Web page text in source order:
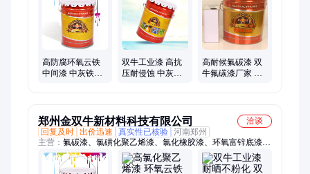
漆、有机硅耐高温漆、丙烯酸聚氨酯漆、脂肪族聚氨酯漆、防火
涂料、马路划线漆、航空标志漆、IPN8710防腐漆
高防腐环氧云铁
中间漆 中灰铁红
双牛工业漆 高抗
压耐侵蚀 中灰环
高耐候氟碳漆 双
牛氟碳漆厂家 金
郑州金双牛新材料科技有限公司
洽谈
回复及时 出价迅速 真实性已核验 河南郑州
主营： 氟碳漆、氯磺化聚乙烯漆、氯化橡胶漆、环氧富锌底漆、
环氧煤沥青漆、环氧云铁中间漆、丙烯酸聚氨酯漆、有机硅耐高
温漆、马路划线改色漆、无机富锌底漆、IPN8710防腐涂料、脂